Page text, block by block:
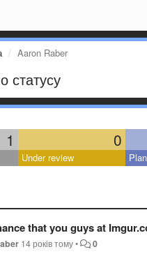
Aaron Raber
статусу
1 0
Under review
that you guys at
14 років тому• 0